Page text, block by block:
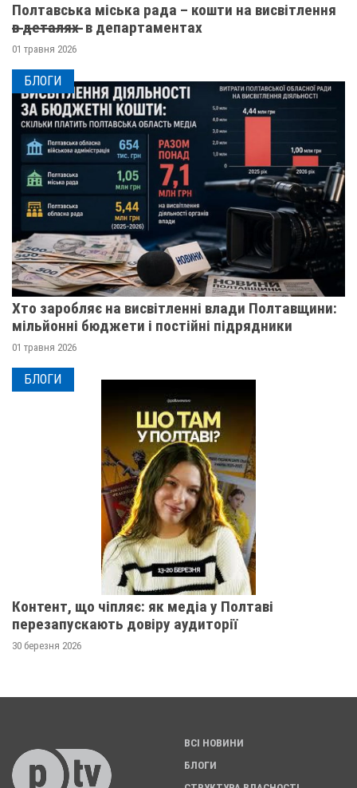
Полтавська міська рада – кошти на висвітлення
в̶ ̶д̶е̶т̶а̶л̶я̶х̶ ̶ в департаментах
01 травня 2026
БЛОГИ
Хто заробляє на висвітленні влади Полтавщини:
мільйонні бюджети і постійні підрядники
01 травня 2026
БЛОГИ
Контент, що чіпляє: як медіа у Полтаві
перезапускають довіру аудиторії
30 березня 2026
ВСІ НОВИНИ
БЛОГИ